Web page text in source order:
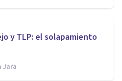
y TLP: el solapamiento
Jara